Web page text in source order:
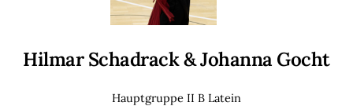
Hilmar Schadrack & Johanna Gocht
Hauptgruppe II B Latein